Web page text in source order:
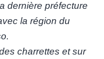
dernière préfecture
la région du
charrettes et sur